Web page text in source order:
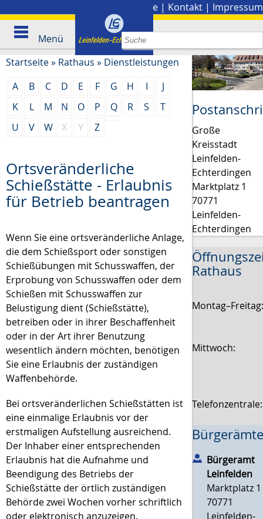
Presse | Kontakt | Impressum
Menü
Startseite» Rathaus » Dienstleistungen
A
B C D E F G H I
J
K
L M N O P Q R S
T
U
V W X Y Z
Ortsveränderliche
Schießstätte - Erlaubnis
für Betrieb beantragen
Wenn Sie eine ortsveränderliche Anlage,
die dem Schießsport oder sonstigen
Schießübungen mit Schusswaffen, der
Erprobung von Schusswaffen oder dem
Schießen mit Schusswaffen zur
Belustigung dient (Schießstätte),
betreiben oder in ihrer Beschaffenheit
oder in der Art ihrer Benutzung
wesentlich ändern möchten, benötigen
Sie eine Erlaubnis der zuständigen
Waffenbehörde.
Bei ortsveränderlichen Schießstätten ist
eine einmalige Erlaubnis vor der
erstmaligen Aufstellung ausreichend.
Der Inhaber einer entsprechenden
Erlaubnis hat die Aufnahme und
Beendigung des Betriebs der
Schießstätte der örtlich zuständigen
Behörde zwei Wochen vorher schriftlich
oder elektronisch anzuzeigen.
Große
Kreisstadt
Leinfelden-
Echterdingen
Marktplatz 1
70771
Leinfelden-
Echterdingen
Rathaus
Mittwoch:
Bürgeramt
Leinfelden
Marktplatz 1
70771
Leinfelden-